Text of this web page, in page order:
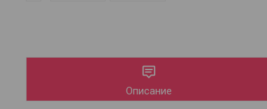
Описание